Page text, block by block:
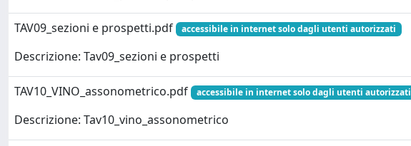
TAV09_sezioni e prospetti.pdf accessibile in internet solo dagli utenti autorizzati
Descrizione: Tav09_sezioni e prospetti
TAV10_VINO_assonometrico.pdf accessibile in internet solo dagli utenti autorizzati
Descrizione: Tav10_vino_assonometrico